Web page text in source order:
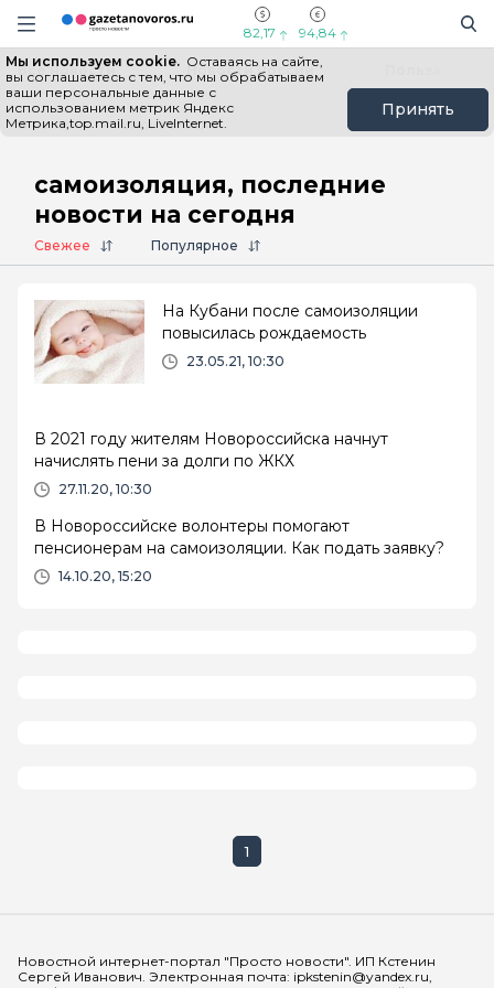
Информационный портал "ГазетаНоворос.ру"
Навигация сайта
82,17 94,84
Мы используем cookie. Оставаясь на сайте,
вы соглашаетесь с тем, что мы обрабатываем
ваши персональные данные с
использованием метрик Яндекс
Метрика,top.mail.ru, LiveInternet.
Принять
Все новости Новости России
Главная # самоизоляция
самоизоляция, последние
новости на сегодня
Свежее Популярное
На Кубани после самоизоляции
повысилась рождаемость
23.05.21, 10:30
В 2021 году жителям Новороссийска начнут
начислять пени за долги по ЖКХ
27.11.20, 10:30
В Новороссийске волонтеры помогают
пенсионерам на самоизоляции. Как подать заявку?
14.10.20, 15:20
1
Новостной интернет-портал "Просто новости". ИП Кстенин
Сергей Иванович. Электронная почта: ipkstenin@yandex.ru,